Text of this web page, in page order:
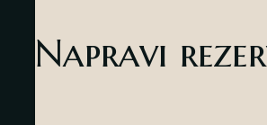
Napravi